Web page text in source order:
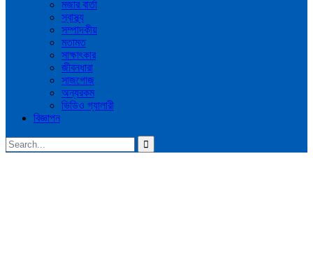
মজার বার্তা
স্বাস্থ্য
সম্পাদকীয়
মতামত
সাক্ষাৎকার
জীবনধারা
সাজগোজ
অন্যরকম
ভিডিও গ্যালারী
বিজ্ঞাপন